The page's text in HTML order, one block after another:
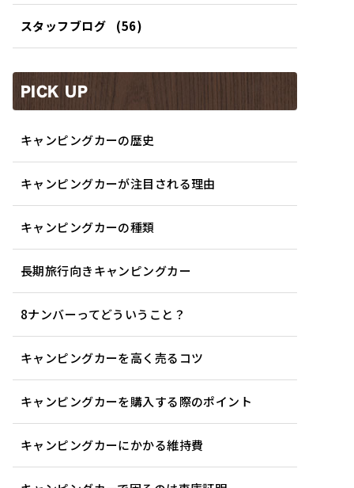
スタッフブログ (56)
PICK UP
キャンピングカーの歴史
キャンピングカーが注目される理由
キャンピングカーの種類
長期旅行向きキャンピングカー
8ナンバーってどういうこと？
キャンピングカーを高く売るコツ
キャンピングカーを購入する際のポイント
キャンピングカーにかかる維持費